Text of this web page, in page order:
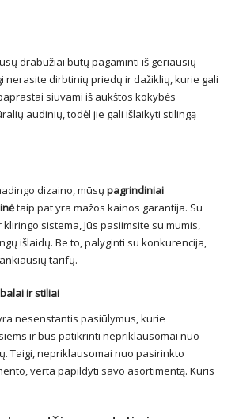
drabužiai būtų pagaminti iš geriausių
nerasite dirbtinių priedų ir dažiklių, kurie gali
siuvami iš aukštos kokybės
audinių, todėl jie gali išlaikyti stilingą
dizaino, mūsų pagrindiniai
taip pat yra mažos kainos garantija. Su
kliringo sistema,Jūs pasiimsite su mumis,
išlaidų. Be to, palyginti su konkurencija,
tarifų.
ir stiliai
nesenstantis pasiūlymus, kurie
ir bus patikrinti nepriklausomai nuo
Taigi, nepriklausomai nuo pasirinkto
verta papildyti savo asortimentą. Kuris